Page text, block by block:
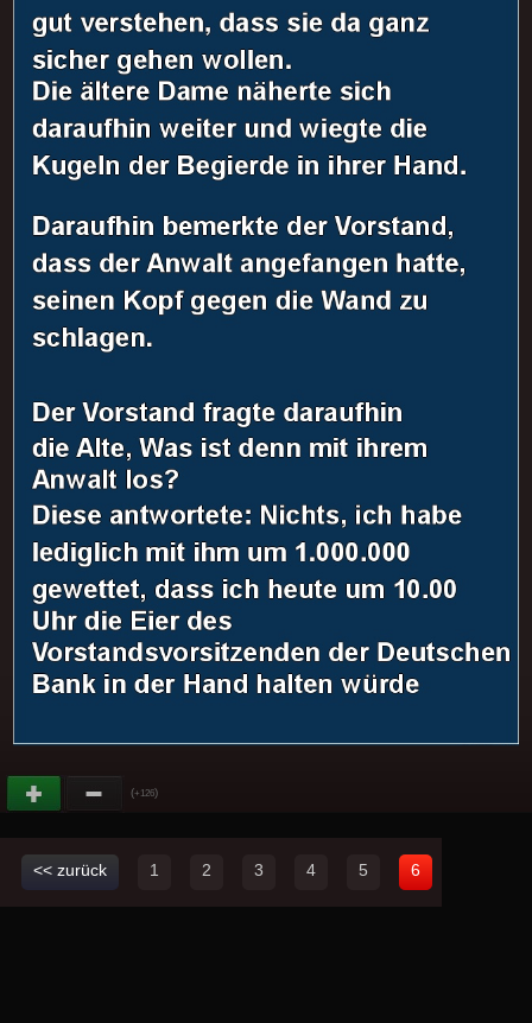
(+126)
<< zurück 1 2 3 4 5 6